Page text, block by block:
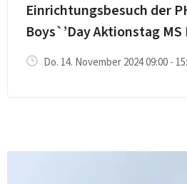
Einrichtungsbesuch der
Boys`’Day Aktionstag
Do. 14. November 2024 09:00 -